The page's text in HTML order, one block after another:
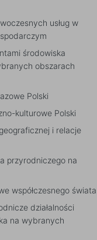
usług w
środowiska
obszarach
Polski
kulturowe Polski
i relacje
przyrodniczego na
współczesnego świata
działalności
na wybranych